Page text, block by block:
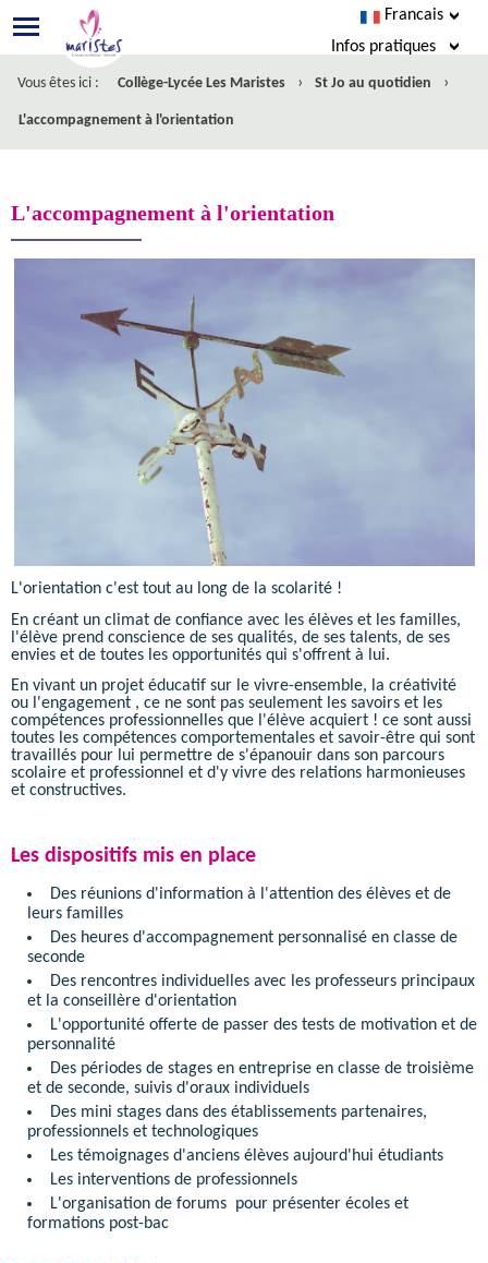
Francais
Infos pratiques
EcoleDirecte
Facebook
Inscription
Vous êtes ici : Collège-Lycée Les Maristes › St Jo au quotidien ›
L'accompagnement à l'orientation
L'accompagnement à l'orientation
L'orientation c'est tout au long de la scolarité !
En créant un climat de confiance avec les élèves et les familles,
l'élève prend conscience de ses qualités, de ses talents, de ses
envies et de toutes les opportunités qui s'offrent à lui.
En vivant un projet éducatif sur le vivre-ensemble, la créativité
ou l'engagement , ce ne sont pas seulement les savoirs et les
compétences professionnelles que l'élève acquiert ! ce sont aussi
toutes les compétences comportementales et savoir-être qui sont
travaillés pour lui permettre de s'épanouir dans son parcours
scolaire et professionnel et d'y vivre des relations harmonieuses
et constructives.
Les dispositifs mis en place
Des réunions d'information à l'attention des élèves et de
leurs familles
Des heures d'accompagnement personnalisé en classe de
seconde
Des rencontres individuelles avec les professeurs principaux
et la conseillère d'orientation
L'opportunité offerte de passer des tests de motivation et de
personnalité
Des périodes de stages en entreprise en classe de troisième
et de seconde, suivis d'oraux individuels
Des mini stages dans des établissements partenaires,
professionnels et technologiques
Les témoignages d'anciens élèves aujourd'hui étudiants
Les interventions de professionnels
L'organisation de forums pour présenter écoles et
formations post-bac